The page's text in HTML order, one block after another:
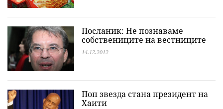
Посланик: Не познаваме
собствениците на вестниците
14.12.2012
Поп звезда стана президент на
Хаити